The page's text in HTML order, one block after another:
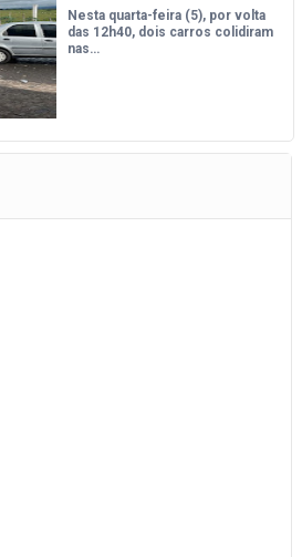
Nesta quarta-feira (5), por volta
das 12h40, dois carros colidiram
nas…